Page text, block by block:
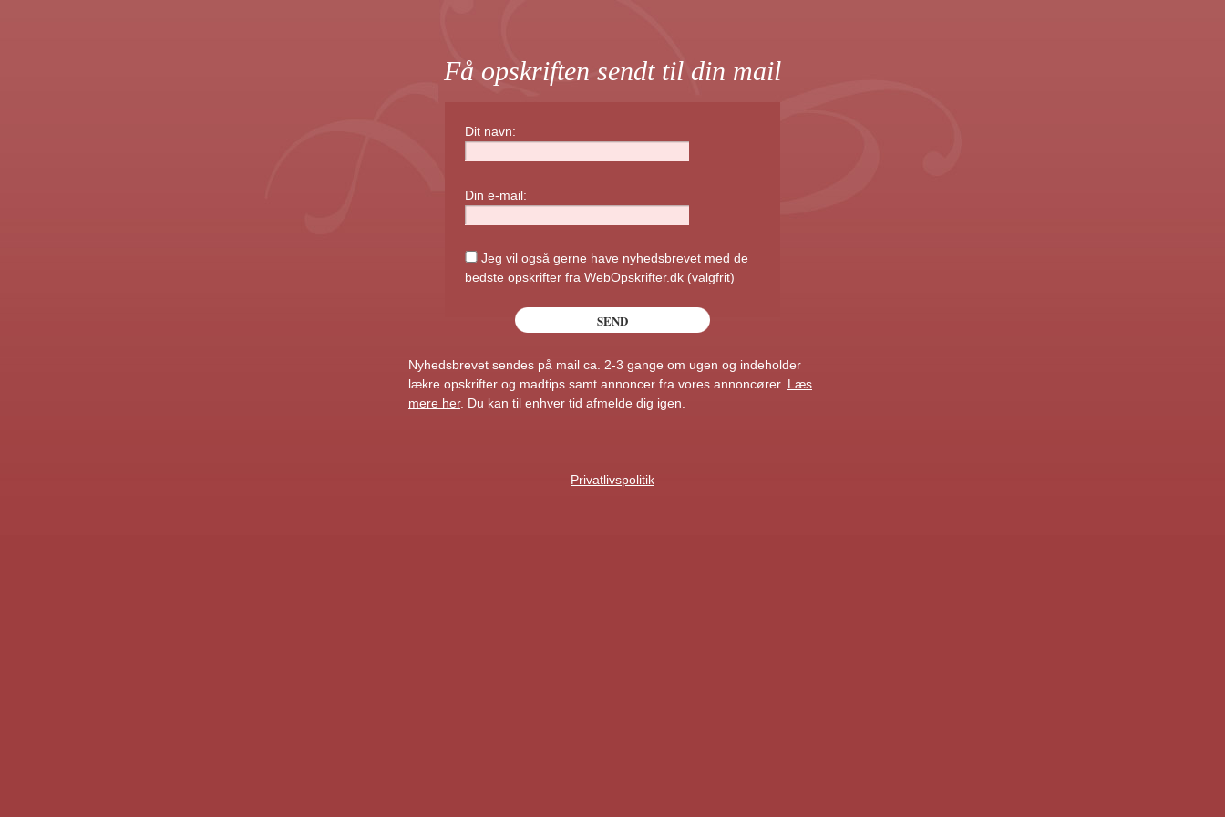
Få opskriften sendt til din mail
Dit navn:
Din e-mail:
Jeg vil også gerne have nyhedsbrevet med de
bedste opskrifter fra WebOpskrifter.dk (valgfrit)
Nyhedsbrevet sendes på mail ca. 2-3 gange om ugen og indeholder
lækre opskrifter og madtips samt annoncer fra vores annoncører. Læs
mere her. Du kan til enhver tid afmelde dig igen.
Privatlivspolitik